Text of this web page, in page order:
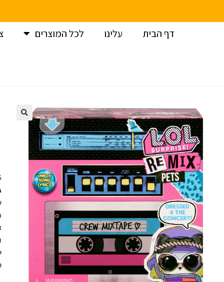
דף הבית עלינו לכל המוצרים